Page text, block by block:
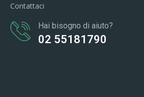
Contattaci
Hai bisogno di aiuto?
02 55181790